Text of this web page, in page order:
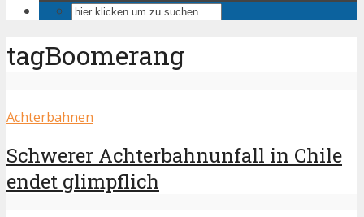
tagBoomerang
Achterbahnen
Schwerer Achterbahnunfall in Chile
endet glimpflich